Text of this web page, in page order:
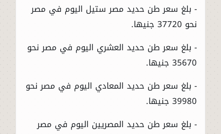
- بلغ سعر طن حديد مصر ستيل اليوم في مصر
نحو 37720 جنيها.
- بلغ سعر طن حديد العشري اليوم في مصر نحو
35670 جنيها.
- بلغ سعر طن حديد المعادي اليوم في مصر نحو
39980 جنيها.
- بلغ سعر طن حديد المصريين اليوم في مصر